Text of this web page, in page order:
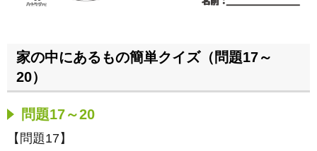
家の中にあるもの簡単クイズ（問題17～
20）
問題17～20
【問題17】